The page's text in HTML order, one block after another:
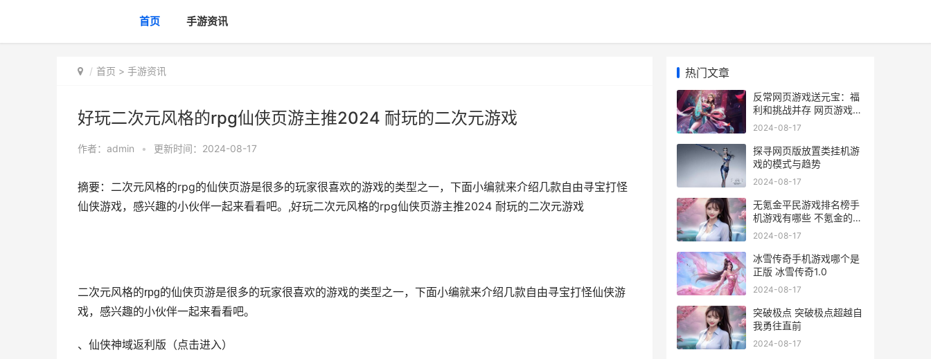
首页 手游资讯
首页 > 手游资讯
好玩二次元风格的rpg仙侠页游主推2024 耐玩的二次元游戏
作者： admin • 更新时间：2024-08-17
摘要：二次元风格的rpg的仙侠页游是很多的玩家很喜欢的游戏的类型之一，下面小编就来介绍几款自由寻宝打怪
仙侠游戏，感兴趣的小伙伴一起来看看吧。,好玩二次元风格的rpg仙侠页游主推2024 耐玩的二次元游戏
二次元风格的rpg的仙侠页游是很多的玩家很喜欢的游戏的类型之一，下面小编就来介绍几款自由寻宝打怪仙侠游
戏，感兴趣的小伙伴一起来看看吧。
、仙侠神域返利版（点击进 入）
热门文章
反常网页游戏送元宝：福
利和挑战并存 网页游戏返
利网
2024-08-17
探寻网页版放置类挂机游
戏的模式与趋势
2024-08-17
无氪金平民游戏排名榜手
机游戏有哪些 不氪金的好
玩游戏
2024-08-17
冰雪传奇手机游戏哪个是
正版 冰雪传奇1.0
2024-08-17
突破极点 突破极点超越自
我勇往直前
2024-08-17